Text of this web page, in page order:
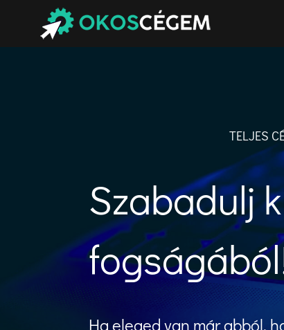
Kihagyás
TELJES
Szabadulj
Ha eleged van már abból,